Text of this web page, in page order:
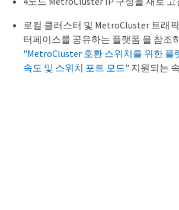
로컬 클러스터 및 MetroCluster 트래
터페이스를 공유하는 플랫폼 을 참조
"MetroCluster 호환 스위치를 위한 플
속도 및 스위치 포트 모드" 지원되는